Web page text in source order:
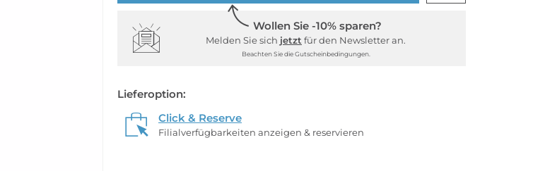
Wollen Sie -10% sparen?
Melden Sie sich jetzt für den Newsletter an.
Beachten Sie die Gutscheinbedingungen.
Lieferoption:
Click & Reserve
Filialverfügbarkeiten anzeigen & reservieren